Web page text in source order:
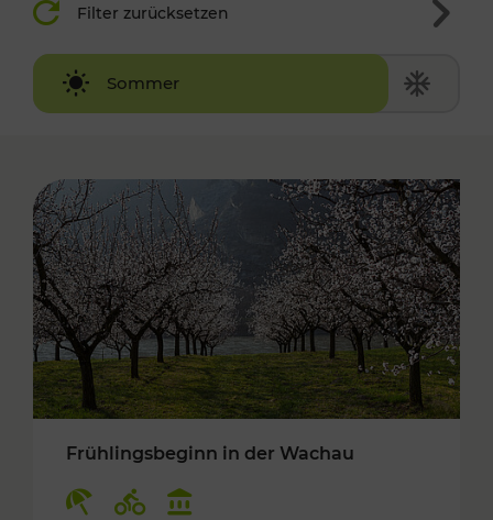
Filter zurücksetzen
Sommer
Winter
Frühlingsbeginn in der Wachau